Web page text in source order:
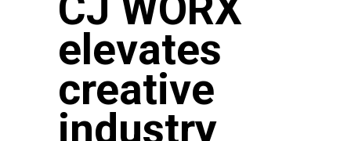
elevates
creative
industry